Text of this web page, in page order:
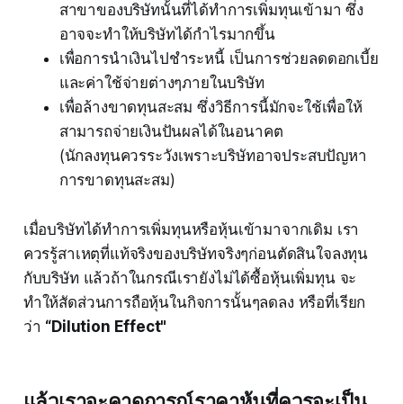
สาขาของบริษัทนั้นที่ได้ทำการเพิ่มทุนเข้ามา ซึ่ง
อาจจะทำให้บริษัทได้กำไรมากขึ้น
เพื่อการนำเงินไปชำระหนี้ เป็นการช่วยลดดอกเบี้ย
และค่าใช้จ่ายต่างๆภายในบริษัท
เพื่อล้างขาดทุนสะสม ซึ่งวิธีการนี้มักจะใช้เพื่อให้
สามารถจ่ายเงินปันผลได้ในอนาคต
(นักลงทุนควรระวังเพราะบริษัทอาจประสบปัญหา
การขาดทุนสะสม)
เมื่อบริษัทได้ทำการเพิ่มทุนหรือหุ้นเข้ามาจากเดิม เรา
ควรรู้สาเหตุที่แท้จริงของบริษัทจริงๆก่อนตัดสินใจลงทุน
กับบริษัท แล้วถ้าในกรณีเรายังไม่ได้ซื้อหุ้นเพิ่มทุน จะ
ทำให้สัดส่วนการถือหุ้นในกิจการนั้นๆลดลง หรือที่เรียก
ว่า “Dilution Effect"